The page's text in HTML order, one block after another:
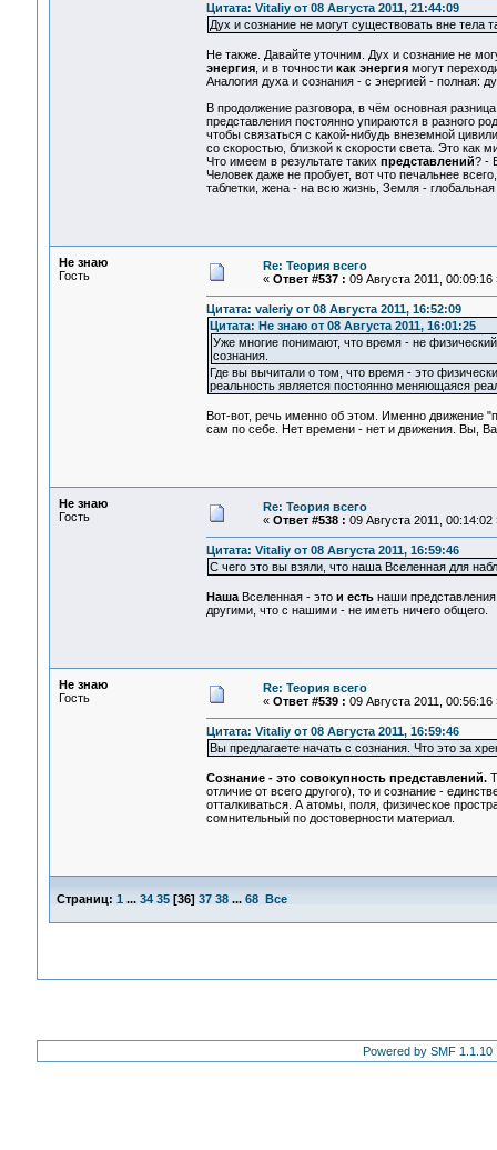
Цитата: Vitaliy от 08 Августа 2011, 21:44:09
Дух и сознание не могут существовать вне тела
Не также. Давайте уточним. Дух и сознание не
энергия, и в точности как энергиямогут
Аналогия духа и сознания - с энергией - полная:
В продолжение разговора, в чём основная
представления постоянно упираются в разного
чтобы связаться с какой-нибудь внеземной
со скоростью, близкой к скорости света. Это
Что имеем в результате таких представлений? -
Человек даже не пробует, вот что печальнее
таблетки, жена - на всю жизнь, Земля -
Не знаю
Гость
Re: Теория всего
« Ответ #537 : 09 Августа 2011, 00:09:16
Цитата: valeriy от 08 Августа 2011, 16:52:09
Цитата: Не знаю от 08 Августа 2011, 16:01:25
Уже многие понимают, что время - не
сознания.
Где вы вычитали о том, что время - это
реальность является постоянно меняющаяся
Вот-вот, речь именно об этом. Именно движение
сам по себе. Нет времени - нет и движения. Вы,
Не знаю
Гость
Re: Теория всего
« Ответ #538 : 09 Августа 2011, 00:14:02
Цитата: Vitaliy от 08 Августа 2011, 16:59:46
С чего это вы взяли, что наша Вселенная для
НашаВселенная - это и естьнаши
другими, что с нашими - не иметь ничего общего.
Не знаю
Гость
Re: Теория всего
« Ответ #539 : 09 Августа 2011, 00:56:16
Цитата: Vitaliy от 08 Августа 2011, 16:59:46
Вы предлагаете начать с сознания. Что это за
Сознание - это совокупность представлений.
отличие от всего другого), то и сознание -
отталкиваться. А атомы, поля, физическое
сомнительный по достоверности материал.
Страниц: 1 ... 34 35[36] 37 38 ... 68 Все
Powered by SMF 1.1.10